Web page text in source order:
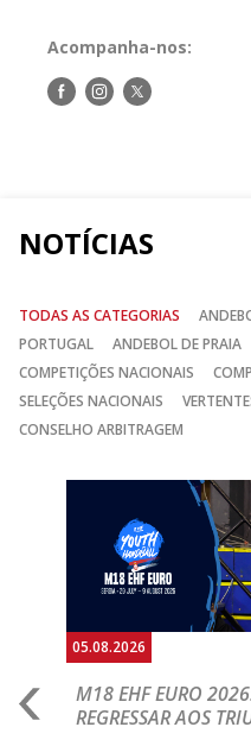
Acompanha-nos:
Siga-Siga-Siga-
NOTÍCIAS
TODAS AS CATEGORIAS
PORTUGAL
ANDEBOL DE PRAIA
COMPETIÇÕES NACIONAIS
SELEÇÕES NACIONAIS
CONSELHO ARBITRAGEM
05.08.2026
M18 EHF EURO
REGRESSAR AOS